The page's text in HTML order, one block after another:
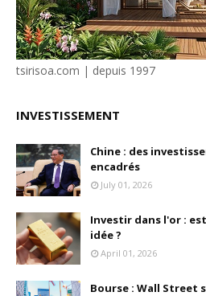
tsirisoa.com | depuis 1997
INVESTISSEMENT
Chine : des
encadrés
July 01, 2026
Investir dans l'or :
idée ?
April 01, 2026
Bourse : Wall Street